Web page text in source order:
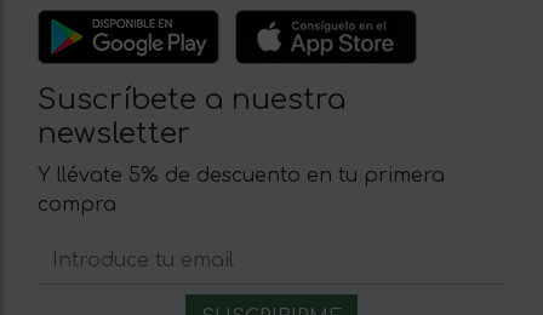
Suscríbete a nuestra
newsletter
Y llévate 5% de descuento en tu primera
compra